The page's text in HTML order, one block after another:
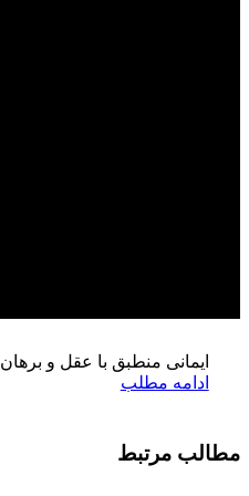
ایمانی منطبق با عقل و برهان
ادامه مطلب
مطالب مرتبط